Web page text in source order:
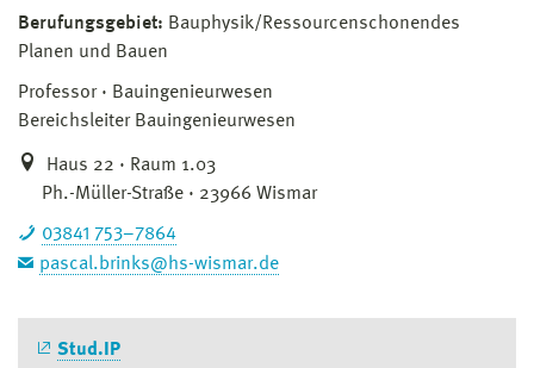
Berufungsgebiet: Bauphysik/Ressourcenschonendes
Planen und Bauen
Professor
Bauingenieurwesen
Bereichsleiter Bauingenieurwesen
Haus 22 · Raum 1.03
Ph.-Müller-Straße · 23966 Wismar
03841 753–7864
pascal.brinks@hs-wismar.de
Stud.IP